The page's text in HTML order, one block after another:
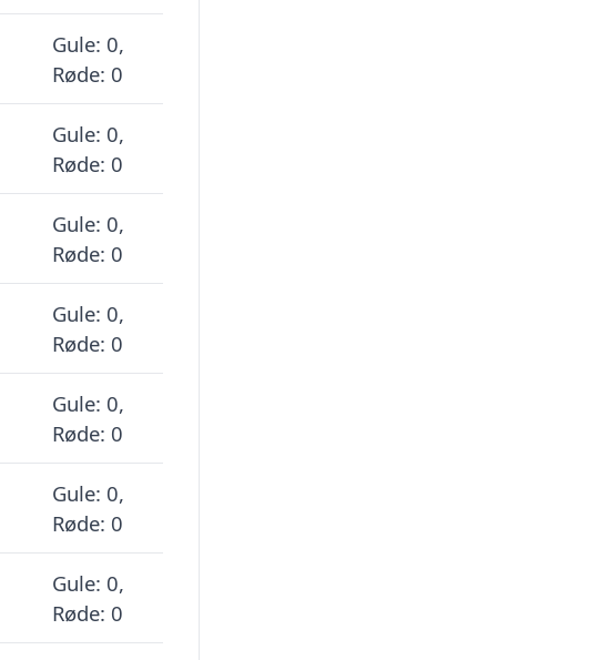
Gule: 0,
Røde: 0
Gule: 0,
Røde: 0
Gule: 0,
Røde: 0
Gule: 0,
Røde: 0
Gule: 0,
Røde: 0
Gule: 0,
Røde: 0
Gule: 0,
Røde: 0